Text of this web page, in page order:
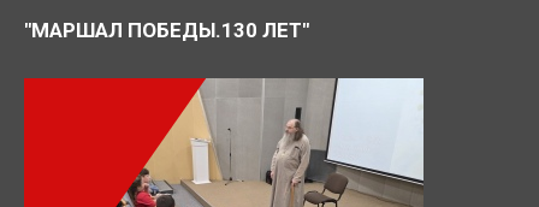
"МАРШАЛ ПОБЕДЫ.130 ЛЕТ"